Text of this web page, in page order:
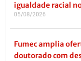
igualdade racial
05/08/2026
Fumec amplia
doutorado com